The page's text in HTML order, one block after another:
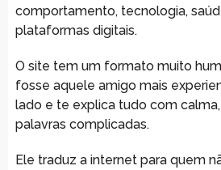
comportamento, tecnologia,
plataformas digitais.
O site tem um formato muito
fosse aquele amigo mais
lado e te explica tudo com
palavras complicadas.
Ele traduz a internet para quem